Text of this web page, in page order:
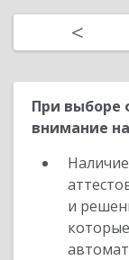
<
При выборе
внимание
и